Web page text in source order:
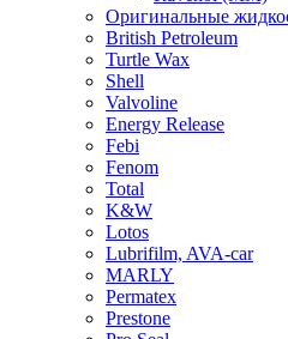
Оригинальные
British Petroleum
Turtle Wax
Shell
Valvoline
Energy Release
Febi
Fenom
Total
K&W
Lotos
Lubrifilm, AVA-car
MARLY
Permatex
Prestone